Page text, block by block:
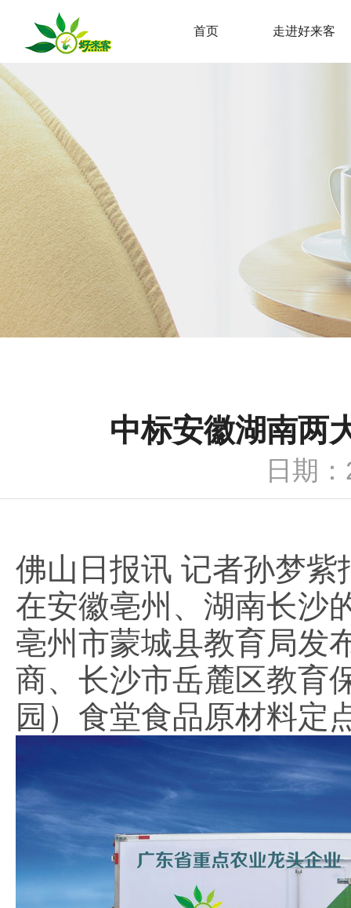
首页 走进好来客
中标安徽湖南两
日期
佛山日报讯 记者孙梦
在安徽亳州、湖南长沙
亳州市蒙城县教育局发
商、长沙市岳麓区教育
园）食堂食品原材料定